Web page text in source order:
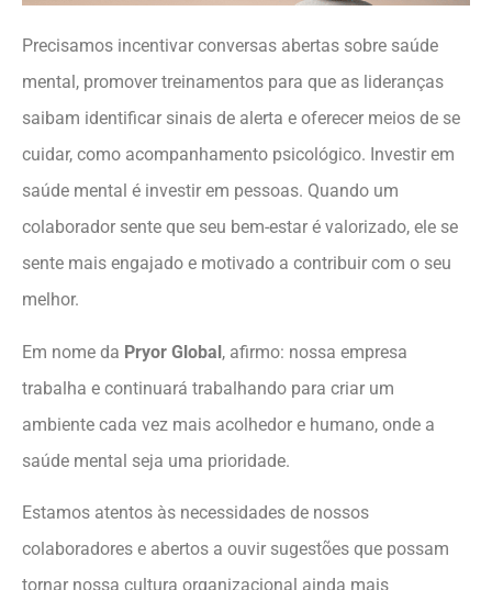
Precisamos incentivar conversas abertas sobre saúde
mental, promover treinamentos para que as lideranças
saibam identificar sinais de alerta e oferecer meios de se
cuidar, como acompanhamento psicológico. Investir em
saúde mental é investir em pessoas. Quando um
colaborador sente que seu bem-estar é valorizado, ele se
sente mais engajado e motivado a contribuir com o seu
melhor.
Em nome da Pryor Global, afirmo: nossa empresa
trabalha e continuará trabalhando para criar um
ambiente cada vez mais acolhedor e humano, onde a
saúde mental seja uma prioridade.
Estamos atentos às necessidades de nossos
colaboradores e abertos a ouvir sugestões que possam
tornar nossa cultura organizacional ainda mais